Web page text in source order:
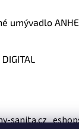
umývadlo
sanita.cz